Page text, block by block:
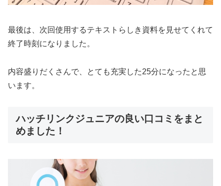
最後は、次回使用するテキストらしき資料を見せてくれて
終了時刻になりました。
内容盛りだくさんで、とても充実した25分になったと思
います。
ハッチリンクジュニアの良い口コミをまと
めました！